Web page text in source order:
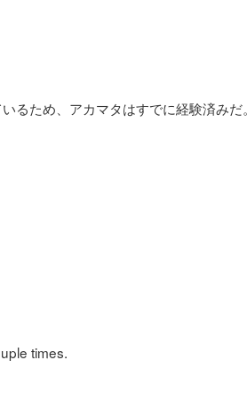
るため、アカマタはすでに経験済みだ。
times.